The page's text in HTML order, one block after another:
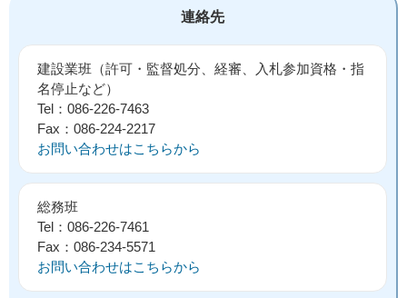
連絡先
建設業班（許可・監督処分、経審、入札参加資格・指
名停止など）
Tel：086-226-7463
Fax：086-224-2217
お問い合わせはこちらから
総務班
Tel：086-226-7461
Fax：086-234-5571
お問い合わせはこちらから